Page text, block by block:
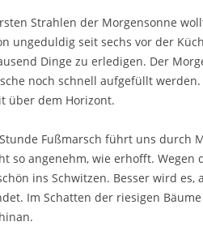
Strahlen der Morgensonne
ungeduldig seit sechs vor der
Dinge zu erledigen. Der
noch schnell aufgefüllt
über dem Horizont.
Fußmarsch führt uns durch
so angenehm, wie erhofft.
ins Schwitzen. Besser wird es,
Im Schatten der riesigen